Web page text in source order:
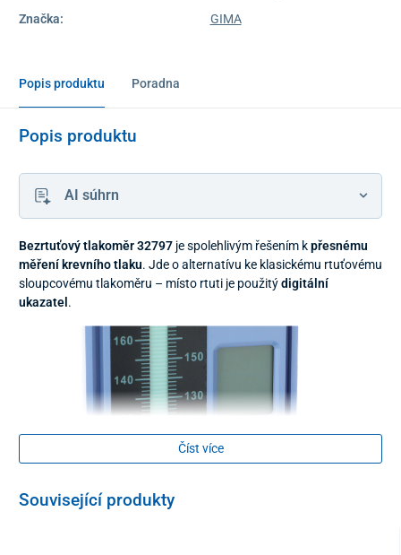
Značka:
GIMA
Popis produktu Poradna
Popis produktu
AI súhrn
Bezrtuťový tlakoměr 32797 je spolehlivým řešením kpřesnému
měření krevního tlaku. Jde o alternatívu ke klasickému rtuťovému
sloupcovému tlakoměru – místo rtuti je použitýdigitální
ukazatel .
Číst více
Související produkty